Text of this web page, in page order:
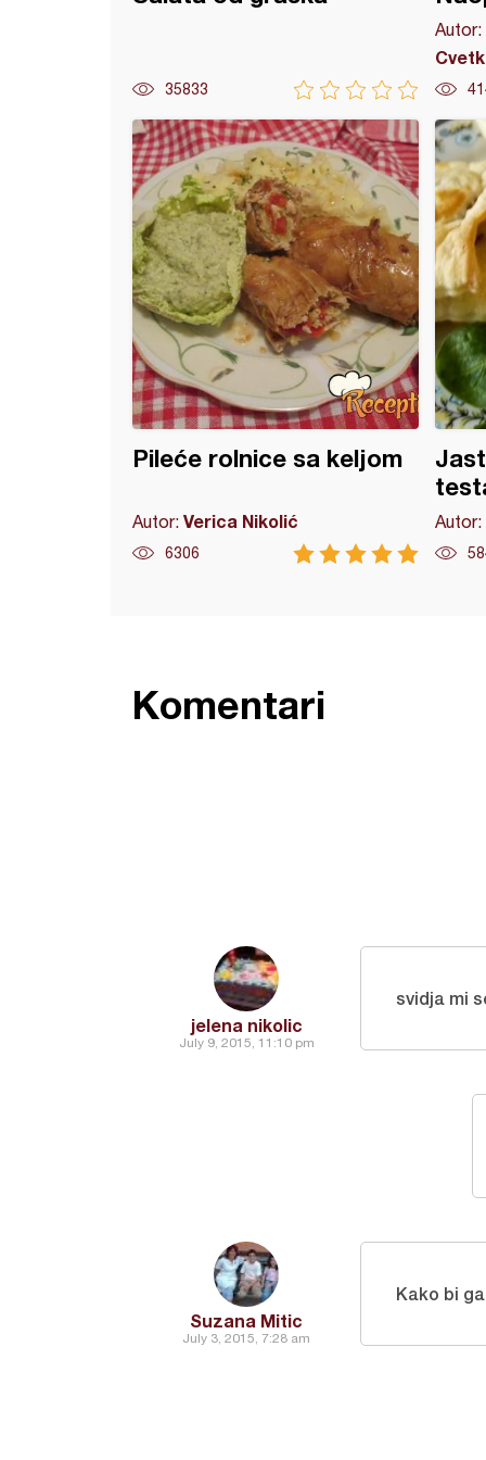
35833
Autor:
Pileće rolnice sa keljom
Autor: Verica Nikolić
6306
Autor:
u bešamel sosu, sa piletinom
Komentari
jelena nikolic
July 9, 2015, 11:10 pm
svidja mi
Suzana Mitic
July 3, 2015, 7:28 am
Kako bi